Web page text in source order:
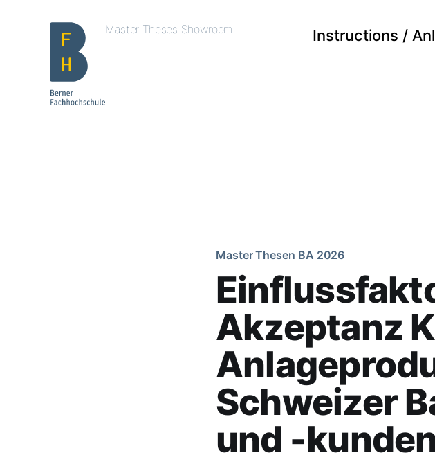
Master Theses Showroom Instructions /
Master Thesen BA 2026
Akzeptanz
Schweizer
und -